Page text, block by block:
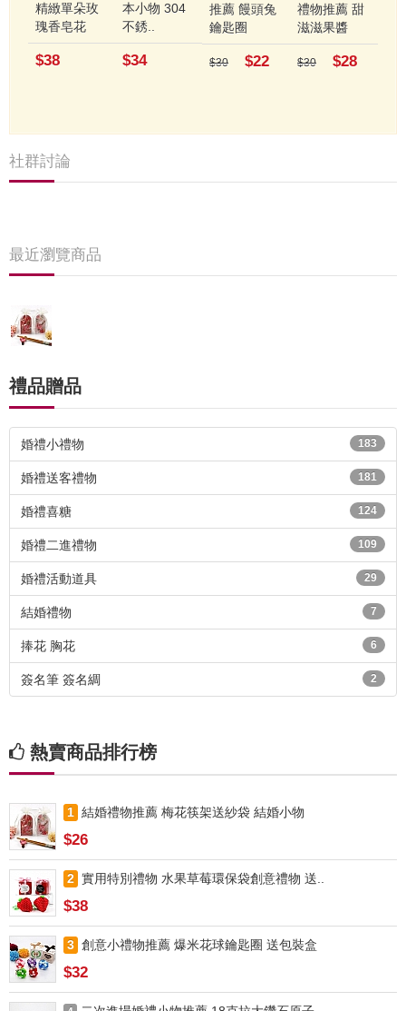
精緻單朵玫
瑰香皂花
$38
本小物 304
不銹..
$34
推薦 饅頭兔
鑰匙圈
$30 $22
禮物推薦 甜
滋滋果醬
$30 $28
社群討論
最近瀏覽商品
禮品贈品
婚禮小禮物 183
婚禮送客禮物 181
婚禮喜糖 124
婚禮二進禮物 109
婚禮活動道具 29
結婚禮物 7
捧花 胸花 6
簽名筆 簽名綢 2
熱賣商品排行榜
1 結婚禮物推薦 梅花筷架送紗袋 結婚小物
$26
2 實用特別禮物 水果草莓環保袋創意禮物 送..
$38
3 創意小禮物推薦 爆米花球鑰匙圈 送包裝盒
$32